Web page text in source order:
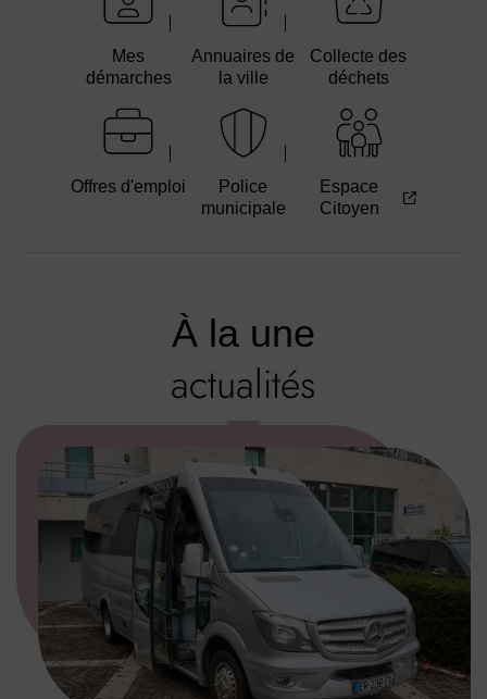
Mes
démarches
Annuaires de
la ville
Collecte des
déchets
Offres d'emploi
Police
municipale
Espace
Citoyen
À la une
actualités